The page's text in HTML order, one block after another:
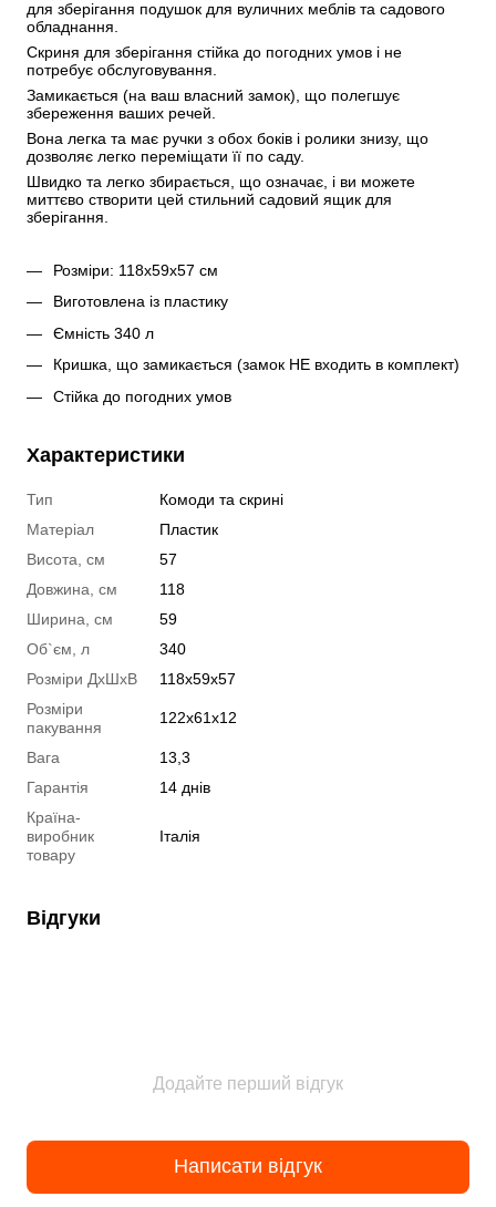
для зберігання подушок для вуличних меблів та садового
обладнання.
Скриня для зберігання стійка до погодних умов і не
потребує обслуговування.
Замикається (на ваш власний замок), що полегшує
збереження ваших речей.
Вона легка та має ручки з обох боків і ролики знизу, що
дозволяє легко переміщати її по саду.
Швидко та легко збирається, що означає, і ви можете
миттєво створити цей стильний садовий ящик для
зберігання.
Розміри: 118x59x57 см
Виготовлена із пластику
Ємність 340 л
Кришка, що замикається (замок НЕ входить в комплект)
Стійка до погодних умов
Характеристики
Тип
Комоди та скрині
Матеріал
Пластик
Висота, см
57
Довжина, см
118
Ширина, см
59
Об`єм, л
340
Розміри ДxШxВ
118x59x57
Розміри
пакування
122x61x12
Вага
13,3
Гарантія
14 днів
Країна-
виробник
товару
Італія
Відгуки
Додайте перший відгук
Написати відгук